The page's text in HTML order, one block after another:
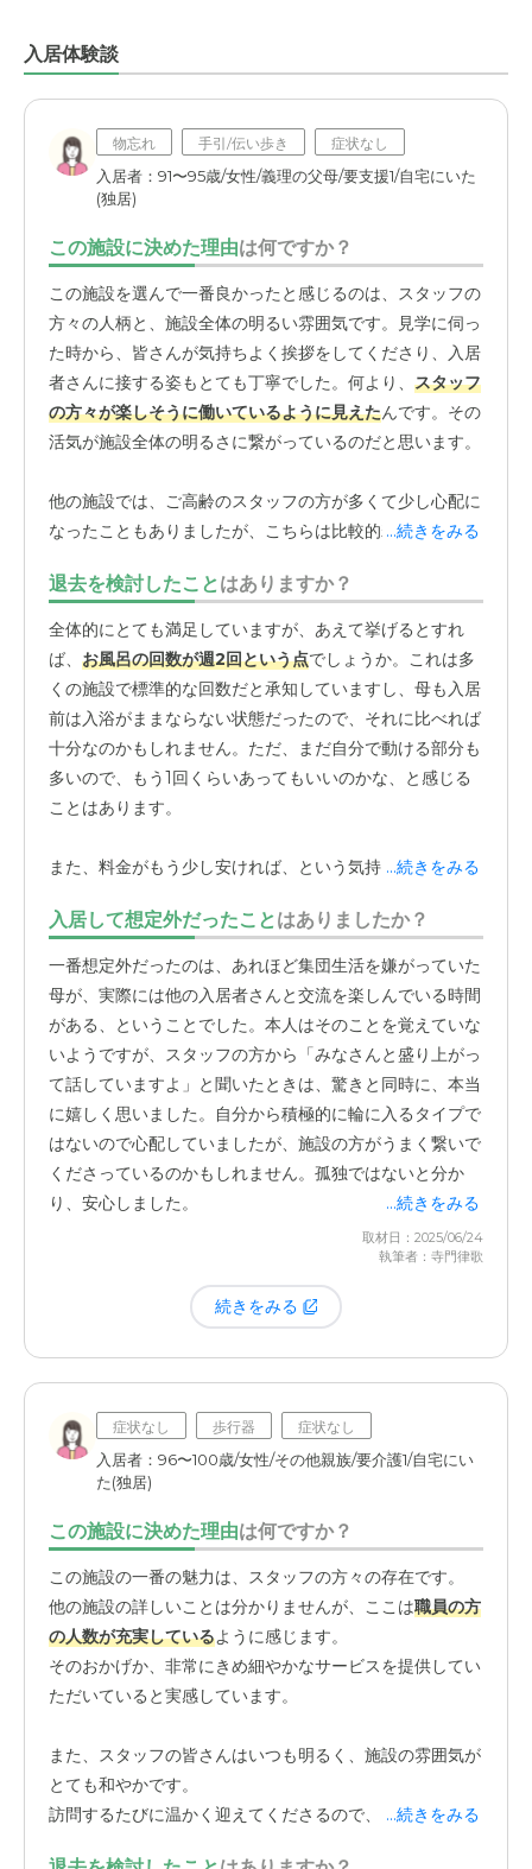
入居体験談
物忘れ 手引/伝い歩き 症状なし
入居者：91〜95歳/女性/義理の父母/要支援1/自宅にいた
(独居)
この施設に決めた理由は何ですか？
この施設を選んで一番良かったと感じるのは、スタッフの
方々の人柄と、施設全体の明るい雰囲気です。見学に伺っ
た時から、皆さんが気持ちよく挨拶をしてくださり、入居
者さんに接する姿もとても丁寧でした。何より、 スタッフ
の方々が楽しそうに働いているように見えたんです。その
活気が施設全体の明るさに繋がっているのだと思います。
他の施設では、ご高齢のスタッフの方が多くて少し心配に
なったこともありましたが、こちらは比較的若い方も多
様子で気になることがあればすぐに電話で連絡をください
ますし、こちらからの質問にも的確に答えてくださるの
で、本当に信頼してお任せできています。「この人たちに
なら、大切な母を預けられる」と心から思えたことが、最
大の決め手でした。施設の環境も、選んで良かったと思う
大きなポイントです。いつ訪問しても廊下や共有スペース
は綺麗に清掃されていて、ごちゃごちゃした感じが一切あ
りません。廊下やエレベーターも広めに設計されているの
ます。
また、施設全体が一年を通して快適な温度に保たれている
のもありがたいですね。母の部屋には個別のエアコンがあ
り、自分でリモコン操作もできるので、その日の体調に合
わせて調節できているようです。他の施設ではお部屋にト
イレがないところもありましたが、 ここは各部屋に完備さ
れている ので、夜中にわざわざ部屋を出る必要もありませ
ん。母が少しでも快適に、そして安全に過ごせる環境が整
っていることに、家族としてとても満足しています。私自
身が食事にこだわりがある方なので、施設選びの際も食事
の内容は重視していました。見学した施設の中には、外部
からお弁当を配達する形式のところもあり、「それは少し
寂しいな」と感じていたんです。その点、こちらの施設は
くださいます。栄養バランスが考えられているのはもちろ
ん、おやつまで付いているそうで、母も「ご飯の心配がな
いのは楽」と言っています。
一人暮らしの時は、食事の準備もままならず、栄養面がと
ても心配でした。今は規則正しく、バランスの取れた食事
を摂れているので、健康面でも安心です。「もし自分が入
が温かい手作りであることは、生活の質を大きく左右する
重要な要素だと感じています。
...続きをみる
退去を検討したことはありますか？
全体的にとても満足していますが、あえて挙げるとすれ
ば、 お風呂の回数が週2回という点でしょうか。これは多
くの施設で標準的な回数だと承知していますし、母も入居
前は入浴がままならない状態だったので、それに比べれば
十分なのかもしれません。ただ、まだ自分で動ける部分も
多いので、もう1回くらいあってもいいのかな、と感じる
ことはあります。
また、料金がもう少し安ければ、という気持ちも正直なと
境を考えると、サービスの質を維持するためには必要なこ
とだと納得しています。主人に聞いても「特に改善点はな
い」と言っており、退去を考えたことは一度もありませ
ん。
...続きをみる
入居して想定外だったことはありましたか？
一番想定外だったのは、あれほど集団生活を嫌がっていた
母が、実際には他の入居者さんと交流を楽しんでいる時間
がある、ということでした。本人はそのことを覚えていな
いようですが、スタッフの方から「みなさんと盛り上がっ
て話していますよ」と聞いたときは、驚きと同時に、本当
に嬉しく思いました。自分から積極的に輪に入るタイプで
はないので心配していましたが、施設の方がうまく繋いで
くださっているのかもしれません。孤独ではないと分か
り、安心しました。
...続きをみる
取材日：2025/06/24
執筆者：寺門律歌
続きをみる
症状なし 歩行器 症状なし
入居者：96〜100歳/女性/その他親族/要介護1/自宅にい
た(独居)
この施設に決めた理由は何ですか？
この施設の一番の魅力は、スタッフの方々の存在です。
他の施設の詳しいことは分かりませんが、ここは職員の方
の人数が充実しているように感じます。
そのおかげか、非常にきめ細やかなサービスを提供してい
ただいていると実感しています。
また、スタッフの皆さんはいつも明るく、施設の雰囲気が
とても和やかです。
訪問するたびに温かく迎えてくださるので、こちらも安心
...続きをみる